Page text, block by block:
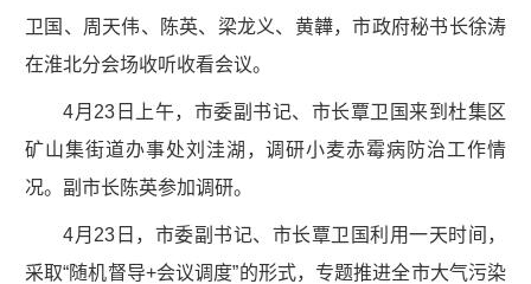
卫国、周天伟、陈英、梁龙义、黄韡，市政府秘书长徐涛
在淮北分会场收听收看会议。
4月23日上午，市委副书记、市长覃卫国来到杜集区
矿山集街道办事处刘洼湖，调研小麦赤霉病防治工作情
况。副市长陈英参加调研。
4月23日，市委副书记、市长覃卫国利用一天时间，
采取“随机督导+会议调度”的形式，专题推进全市大气污染